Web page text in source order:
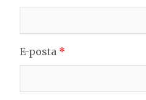
E-posta *